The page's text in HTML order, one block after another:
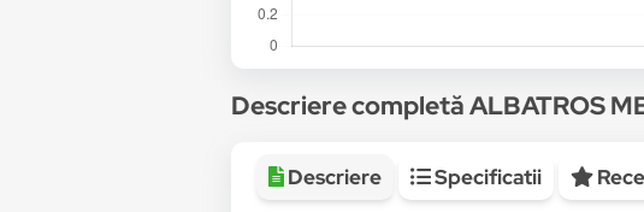
Descriere completă ALBATROS
Descriere Specificatii